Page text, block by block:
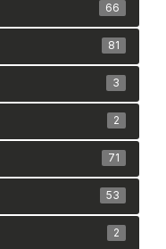
66
81
3
2
71
53
2